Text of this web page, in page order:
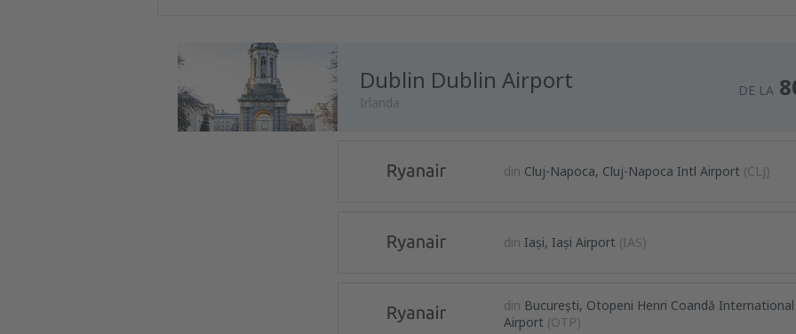
Dublin Dublin Airport
Irlanda
DE LA
din Cluj-Napoca, Cluj-Napoca Intl Airport (CLJ)
din Iași, Iași Airport (IAS)
din București, Otopeni Henri Coandă International
Airport (OTP)